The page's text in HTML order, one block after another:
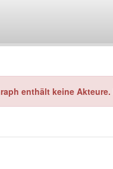
enthält keine Akteure.